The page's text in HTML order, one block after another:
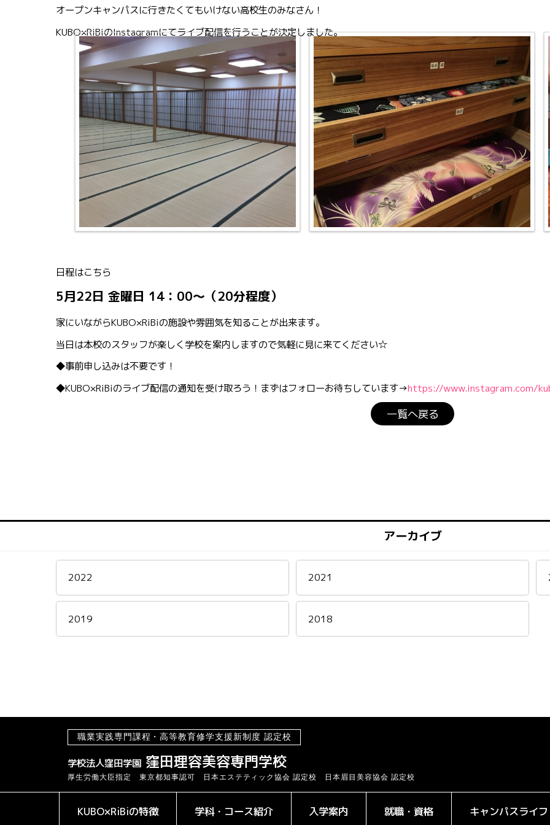
オープンキャンパスに行きたくてもいけない高校生のみなさん！
KUBO×RiBiのInstagramにてライブ配信を行うことが決定しました。
日程はこちら
5月22日 金曜日 14：00～（20分程度）
家にいながらKUBO×RiBiの施設や雰囲気を知ることが出来ます。
当日は本校のスタッフが楽しく学校を案内しますので気軽に見に来てください☆
◆事前申し込みは不要です！
◆KUBO×RiBiのライブ配信の通知を受け取ろう！まずはフォローお待ちしています→https://www.instagram.com/
一覧へ戻る
アーカイブ
2022 2021
2019 2018
職業実践専門課程・高等教育修学支援新制度 認定校
学校法人窪田学園 窪田理容美容専門学校
厚生労働大臣指定 東京都知事認可 日本エステティック協会 認定校 日本眉目美容協会 認定校
KUBO×RiBiの特徴 学科・コース紹介 入学案内 就職・資格 キャンパスライフ